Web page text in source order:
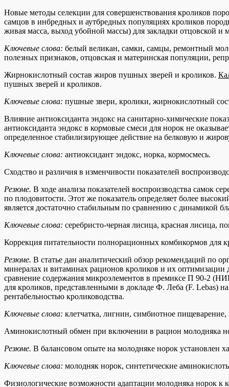
Новые методы селекции для совершенствования кроликов
самцов в инбредных и аутбредных популяциях кроликов
живая масса, выход убойной массы) для закладки отцовской и
Ключевые слова: белый великан, самки, самцы, ремонтный
полезных признаков, отцовская и материнская популяции,
Жирнокислотный состав жиров пушных зверей и кроликов.
пушных зверей и кроликов.
Ключевые слова: пушные звери, кролики, жирнокислотный
Влияние антиоксиданта эндокс на санитарно-химические
антиоксиданта эндокс в кормовые смеси для норок не
определенное стабилизирующее действие на белковую и
Ключевые слова: антиоксидант эндокс, норка, кормосмесь.
Сходство и различия в изменчивости показателей
Резюме. В ходе анализа показателей воспроизводства самок
по плодовитости. Этот же показатель определяет более
является достаточно стабильным по сравнению с динамикой
Ключевые слова: серебристо-черная лисица, красная лисица,
Коррекция питательности полнорационных комбикормов для
Резюме. В статье дан аналитический обзор рекомендаций по
минералах и витаминах рационов кроликов и их
сравнение содержания микроэлементов в премиксе П 90-2
для кроликов, представленными в докладе Ф. Леба (F. Lebas)
рентабельностью кролиководства.
Ключевые слова: клетчатка, лигнин, симбиотное
Аминокислотный обмен при включении в рацион молодняка
Резюме. В балансовом опыте на молодняке норок установлен
Ключевые слова: молодняк норок, синтетические
Физиологические возможности адаптации молодняка норок